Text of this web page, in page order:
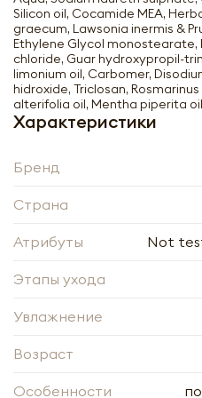
Silicon oil, Cocamide MEA,
graecum, Lawsonia inermis &
Ethylene Glycol monostearate,
chloride, Guar hydroxypropil-
limonium oil, Carbomer,
hidroxide, Triclosan,
alterifolia oil, Mentha piperita
Характеристики
Бренд
Страна
Атрибуты Not
Этапы ухода
Увлажнение
Возраст
Особенности
Шампунь
Vatika |
-